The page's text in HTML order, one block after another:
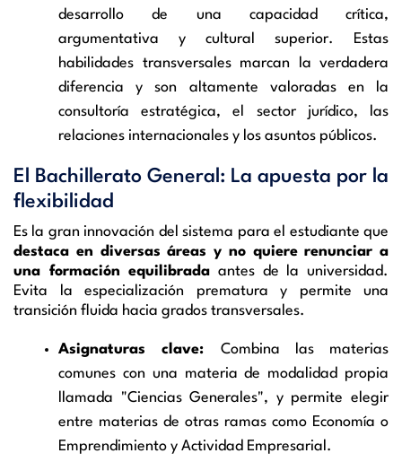
desarrollo de una capacidad crítica,
argumentativa y cultural superior. Estas
habilidades transversales marcan la verdadera
diferencia y son altamente valoradas en la
consultoría estratégica, el sector jurídico, las
relaciones internacionales y los asuntos públicos.
El Bachillerato General: La apuesta por la
flexibilidad
Es la gran innovación del sistema para el estudiante que
destaca en diversas áreas y no quiere renunciar a
una formación equilibrada antes de la universidad.
Evita la especialización prematura y permite una
transición fluida hacia grados transversales.
Asignaturas clave: Combina las materias
comunes con una materia de modalidad propia
llamada "Ciencias Generales", y permite elegir
entre materias de otras ramas como Economía o
Emprendimiento y Actividad Empresarial.